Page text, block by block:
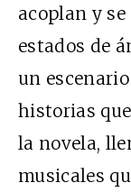
acoplan y
estados de
un
historias
la novela,
musicales